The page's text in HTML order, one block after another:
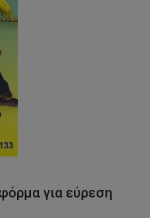
για εύρεση